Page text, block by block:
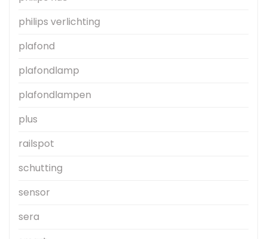
philips verlichting
plafond
plafondlamp
plafondlampen
plus
railspot
schutting
sensor
sera